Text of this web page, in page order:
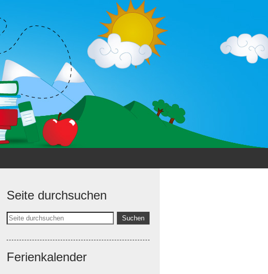
Seite durchsuchen
Ferienkalender